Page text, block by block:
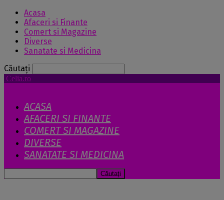
Acasa
Afaceri si Finante
Comert si Magazine
Diverse
Sanatate si Medicina
Căutați
Celia.ro
ACASA
AFACERI SI FINANTE
COMERT SI MAGAZINE
DIVERSE
SANATATE SI MEDICINA